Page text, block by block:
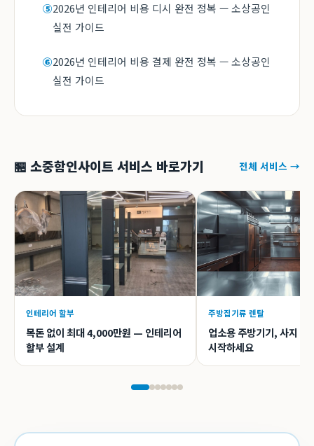
⑤2026년 인테리어 비용 디시 완전 정복 — 소상공인
실전 가이드
⑥2026년 인테리어 비용 결제 완전 정복 — 소상공인
실전 가이드
🏪 소중함인사이트 서비스 바로가기 전체 서비스 →
인테리어 할부
목돈 없이 최대 4,000만원 — 인테리어
할부 설계
주방집기류 렌탈
업소용 주방기기, 사지 말
시작하세요